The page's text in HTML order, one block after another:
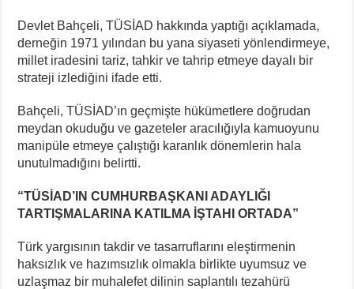
Devlet Bahçeli, TÜSİAD hakkında yaptığı açıklamada,
derneğin 1971 yılından bu yana siyaseti yönlendirmeye,
millet iradesini tariz, tahkir ve tahrip etmeye dayalı bir
strateji izlediğini ifade etti.
Bahçeli, TÜSİAD’ın geçmişte hükümetlere doğrudan
meydan okuduğu ve gazeteler aracılığıyla kamuoyunu
manipüle etmeye çalıştığı karanlık dönemlerin hala
unutulmadığını belirtti.
“TÜSİAD’IN CUMHURBAŞKANI ADAYLIĞI
TARTIŞMALARINA KATILMA İŞTAHI ORTADA”
Türk yargısının takdir ve tasarruflarını eleştirmenin
haksızlık ve hazımsızlık olmakla birlikte uyumsuz ve
uzlaşmaz bir muhalefet dilinin saplantılı tezahürü